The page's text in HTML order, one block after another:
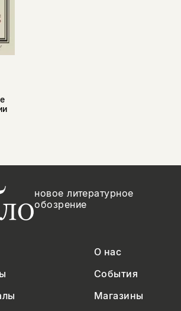
новое литературное
обозрение
О нас
События
Магазины